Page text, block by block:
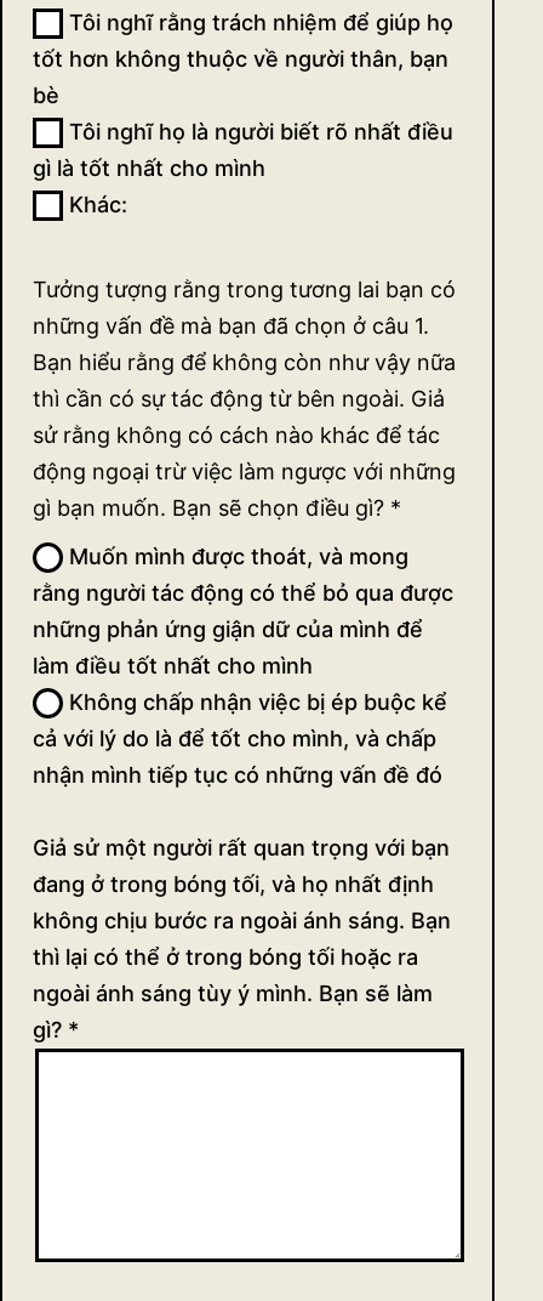
Tôi nghĩ rằng trách nhiệm để giúp họ
tốt hơn không thuộc về người thân, bạn
bè
Tôi nghĩ họ là người biết rõ nhất điều
gì là tốt nhất cho mình
Khác:
Tưởng tượng rằng trong tương lai bạn có
những vấn đề mà bạn đã chọn ở câu 1.
Bạn hiểu rằng để không còn như vậy nữa
thì cần có sự tác động từ bên ngoài. Giả
sử rằng không có cách nào khác để tác
động ngoại trừ việc làm ngược với những
gì bạn muốn. Bạn sẽ chọn điều gì? *
Muốn mình được thoát, và mong
rằng người tác động có thể bỏ qua được
những phản ứng giận dữ của mình để
làm điều tốt nhất cho mình
Không chấp nhận việc bị ép buộc kể
cả với lý do là để tốt cho mình, và chấp
nhận mình tiếp tục có những vấn đề đó
Giả sử một người rất quan trọng với bạn
đang ở trong bóng tối, và họ nhất định
không chịu bước ra ngoài ánh sáng. Bạn
thì lại có thể ở trong bóng tối hoặc ra
ngoài ánh sáng tùy ý mình. Bạn sẽ làm
gì? *